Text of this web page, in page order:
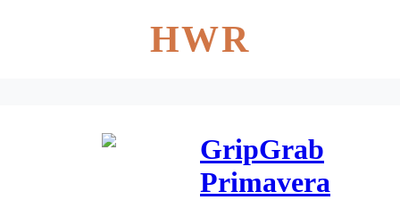
HWR
GripGrab
Primavera